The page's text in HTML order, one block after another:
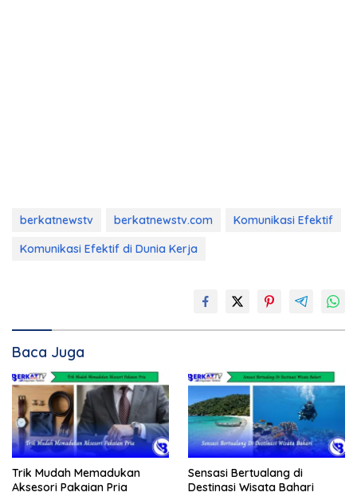
berkatnewstv berkatnewstv.com
Komunikasi Efektif
Komunikasi Efektif di Dunia Kerja
Baca Juga
Trik Mudah Memadukan
Aksesori Pakaian Pria
Sensasi Bertualang di
Destinasi Wisata Bahari